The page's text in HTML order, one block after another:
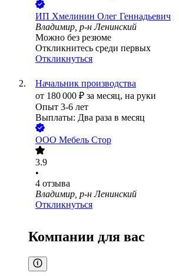
ИП Хмелинин Олег Геннадьевич
Владимир, р-н Ленинский
Можно без резюме
Откликнитесь среди первых
Откликнуться
Начальник производства
от 180 000 ₽ за месяц, на руки
Опыт 3-6 лет
Выплаты: Два раза в месяц
ООО Мебель Стор
3.9
•
4 отзыва
Владимир, р-н Ленинский
Откликнуться
Компании для вас